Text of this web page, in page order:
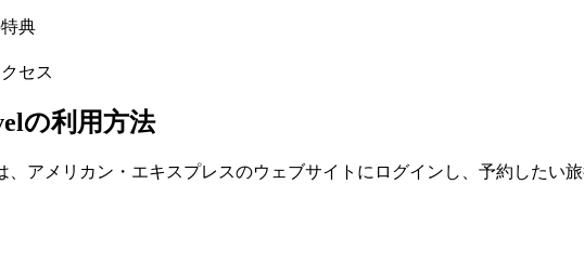
典
セス
の利用方法
、アメリカン・エキスプレスのウェブサイトにログインし、予約した